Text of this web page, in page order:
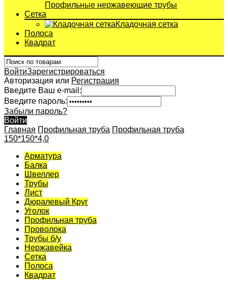
Профильные нержавеющие трубы
Сетка
Кладочная сетка
Полоса
Квадрат
ВойтиЗарегистрироваться
Авторизация или Регистрация
Введите Ваш e-mail:
Введите пароль:
Забыли пароль?
Войти
Главная Профильная труба Профильная труба
150*150*4,0
Арматура
Балка
Швеллер
Трубы
Лист
Дюралевый Круг
Уголок
Профильная труба
Проволока
Трубы б/у
Нержавейка
Сетка
Полоса
Квадрат